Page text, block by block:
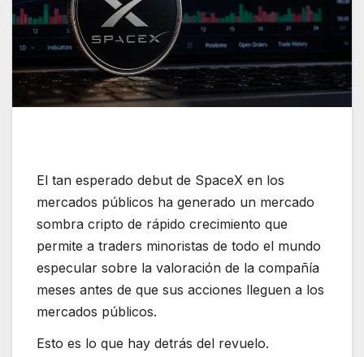
El tan esperado debut de SpaceX en los
mercados públicos ha generado un mercado
sombra cripto de rápido crecimiento que
permite a traders minoristas de todo el mundo
especular sobre la valoración de la compañía
meses antes de que sus acciones lleguen a los
mercados públicos.
Esto es lo que hay detrás del revuelo.